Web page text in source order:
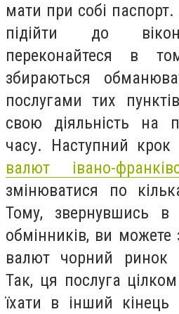
мати при собі
підійти до
переконайтеся в
збираються
послугами тих
свою діяльність на
часу. Наступний крок
валют івано-
змінюватися по
Тому, звернувшись в
обмінників, ви можете
валют чорний ринок
Так, ця послуга
їхати в інший